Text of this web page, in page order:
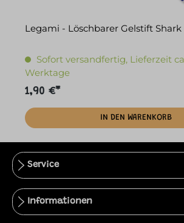
Legami - Löschbarer Gelstift Shark
Sofort versandfertig, Lieferzeit
Werktage
1,90 €*
IN DEN WARENKORB
Service
Informationen